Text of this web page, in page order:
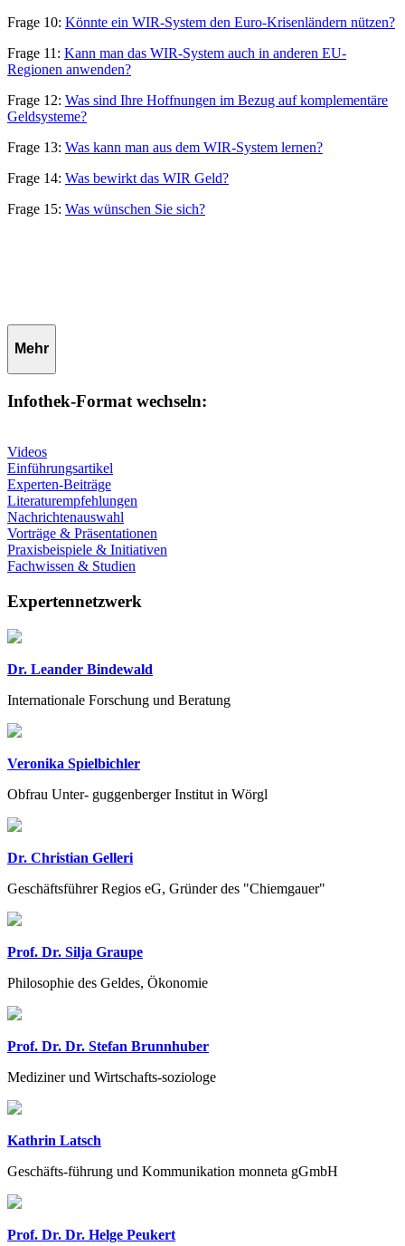
Frage 10: Könnte ein WIR-System den Euro-Krisenländern nützen?
Frage 11: Kann man das WIR-System auch in anderen EU-
Regionen anwenden?
Frage 12: Was sind Ihre Hoffnungen im Bezug auf komplementäre
Geldsysteme?
Frage 13: Was kann man aus dem WIR-System lernen?
Frage 14: Was bewirkt das WIR Geld?
Frage 15: Was wünschen Sie sich?
Mehr
Infothek-Format wechseln:
Videos
Einführungsartikel
Experten-Beiträge
Literaturempfehlungen
Nachrichtenauswahl
Vorträge & Präsentationen
Praxisbeispiele & Initiativen
Fachwissen & Studien
Expertennetzwerk
Dr. Leander Bindewald
Internationale Forschung und Beratung
Veronika Spielbichler
Obfrau Unter- guggenberger Institut in Wörgl
Dr. Christian Gelleri
Geschäftsführer Regios eG, Gründer des "Chiemgauer"
Prof. Dr. Silja Graupe
Philosophie des Geldes, Ökonomie
Prof. Dr. Dr. Stefan Brunnhuber
Mediziner und Wirtschafts-soziologe
Kathrin Latsch
Geschäfts-führung und Kommunikation monneta gGmbH
Prof. Dr. Dr. Helge Peukert